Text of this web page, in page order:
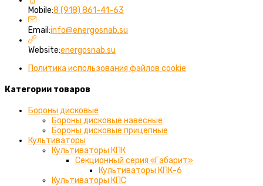
Mobile:8 (918) 861-41-63
вашем
Email:info@energosnab.su
Website:energosnab.su
Политика использования файлов cookie
Категории товаров
Бороны дисковые
Бороны дисковые навесные
Бороны дисковые прицепные
Культиваторы
Культиваторы КПК
Секционный серия «Габарит»
Культиваторы КПК-6
Культиваторы КПС